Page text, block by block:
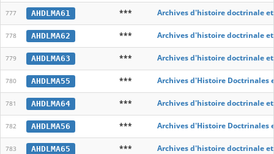
777 AHDLMA61 *** Archives d'histoire doctrinale
778 AHDLMA62 *** Archives d'histoire doctrinale
779 AHDLMA63 *** Archives d'histoire doctrinale
780 AHDLMA55 *** Archives d'Histoire Doctrinales
781 AHDLMA64 *** Archives d'histoire doctrinale
782 AHDLMA56 *** Archives d'Histoire Doctrinales
783 AHDLMA65 *** Archives d'histoire doctrinale